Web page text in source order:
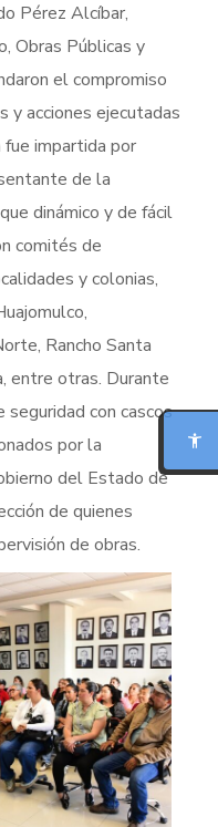
Pérez Alcíbar,
Obras Públicas y
el compromiso
y acciones ejecutadas
fue impartida por
de la
dinámico y de fácil
comités de
y colonias,
Rancho Santa
entre otras. Durante
con cascos
por la
del Estado de
de quienes
de obras.
DISLEXIA
ESTA PÁGINA